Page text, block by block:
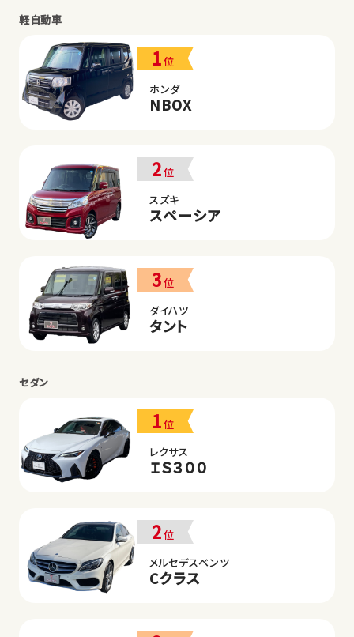
軽自動車
1位
ホンダ
NBOX
2位
スズキ
スペーシア
3位
ダイハツ
タント
セダン
1位
レクサス
ＩＳ３００
2位
メルセデスベンツ
Cクラス